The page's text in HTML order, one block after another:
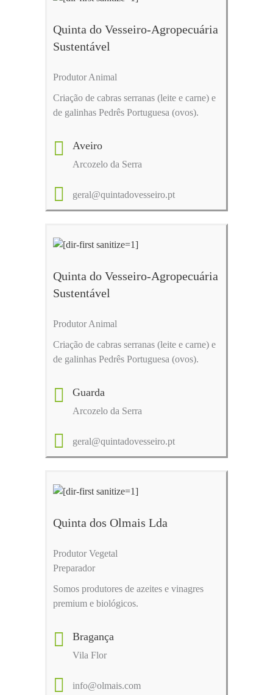
Quinta do Vesseiro-Agropecuária
Sustentável
Produtor Animal
Criação de cabras serranas (leite e carne) e
de galinhas Pedrês Portuguesa (ovos).
Aveiro
Arcozelo da Serra
geral@quintadovesseiro.pt
Quinta do Vesseiro-Agropecuária
Sustentável
Produtor Animal
Criação de cabras serranas (leite e carne) e
de galinhas Pedrês Portuguesa (ovos).
Guarda
Arcozelo da Serra
geral@quintadovesseiro.pt
Quinta dos Olmais Lda
Produtor Vegetal
Preparador
Somos produtores de azeites e vinagres
premium e biológicos.
Bragança
Vila Flor
info@olmais.com